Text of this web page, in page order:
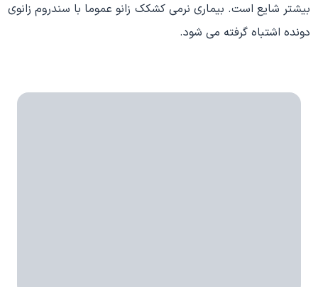
بیشتر شایع است. بیماری نرمی کشکک زانو عموما با سندروم زانوی
دونده اشتباه گرفته می شود.